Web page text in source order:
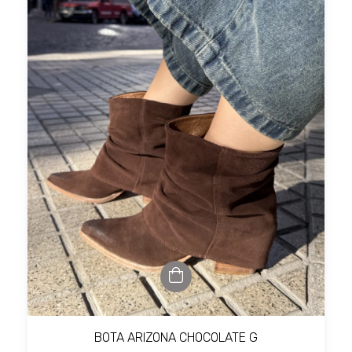
BOTA ARIZONA CHOCOLATE G